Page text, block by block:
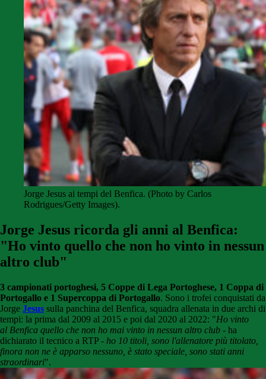
Jorge Jesus ai tempi del Benfica. (Photo by Carlos
Rodrigues/Getty Images).
Jorge Jesus ricorda gli anni al Benfica:
"Ho vinto quello che non ho vinto in nessun
altro club"
3 campionati portoghesi, 5 Coppe di Lega Portoghese, 1 Coppa di
Portogallo e 1 Supercoppa di Portogallo. Sono i trofei conquistati da
Jorge Jesus sulla panchina del Benfica, squadra allenata in due archi di
tempi: la prima dal 2009 al 2015 e poi dal 2020 al 2022: "Ho vinto
al Benfica quello che non ho mai vinto in nessun altro club - ha
dichiarato il tecnico a RTP - ho 10 titoli, sono l'allenatore più titolato,
finora non ne è apparso nessuno, è stato speciale, sono stati anni
straordinari".